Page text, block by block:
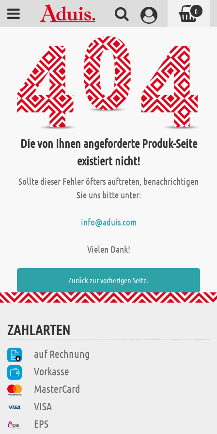
Die von Ihnen angeforderte Produk-Seite
existiert nicht!
Sollte dieser Fehler öfters auftreten, benachrichtigen
Sie uns bitte unter:
info@aduis.com
Vielen Dank!
Zurück zur vorherigen Seite.
ZAHLARTEN
auf Rechnung
Vorkasse
MasterCard
VISA
EPS
0